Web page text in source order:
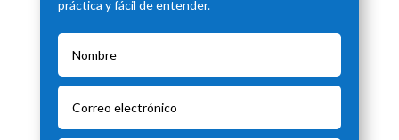
práctica y fácil de entender.